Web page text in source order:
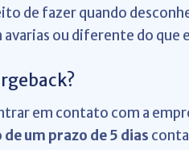
de fazer quando
ou diferente do que
em contato com a
um prazo de 5 dias